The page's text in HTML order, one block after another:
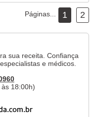
Páginas... 1 2
sua receita. Confiança
e médicos.
18:00h)